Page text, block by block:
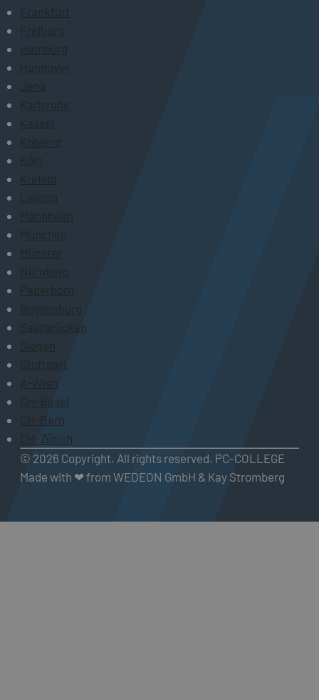
Frankfurt
Freiburg
Hamburg
Hannover
Jena
Karlsruhe
Kassel
Koblenz
Köln
Krefeld
Leipzig
Mannheim
München
Münster
Nürnberg
Paderborn
Regensburg
Saarbrücken
Siegen
Stuttgart
A-Wien
CH-Basel
CH-Bern
CH-Zürich
© 2026 Copyright. All rights reserved. PC-COLLEGE
Made with ❤ from WEDEON GmbH & Kay Stromberg